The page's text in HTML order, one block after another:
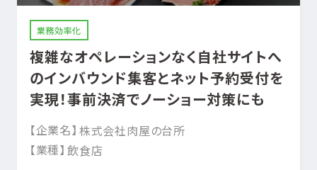
業務効率化
複雑なオペレーションなく自社サイトへ
のインバウンド集客とネット予約受付を
実現！事前決済でノーショー対策にも
【企業名】 株式会社肉屋の台所
【業種】 飲食店